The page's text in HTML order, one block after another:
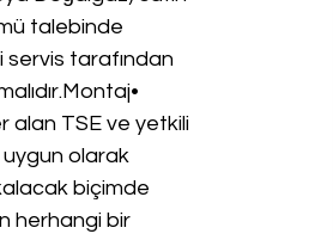
talebinde
servis tarafından
alan TSE ve yetkili
uygun olarak
biçimde
herhangi bir